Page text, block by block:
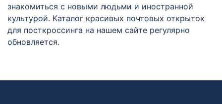
знакомиться с новыми людьми и иностранной
культурой. Каталог красивых почтовых открыток
для посткроссинга на нашем сайте регулярно
обновляется.